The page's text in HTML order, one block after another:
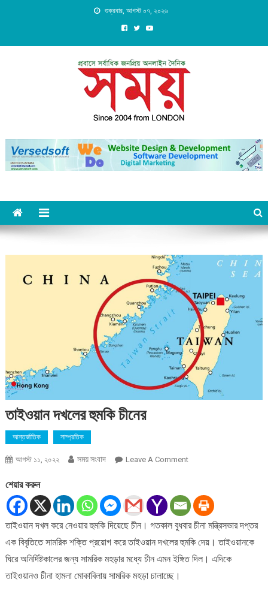
শুক্রবার, আগস্ট ০৭, ২০২৬
Daily Shomoy, Since 2004
from LONDON
তাইওয়ান দখলের হুমকি চীনের
আন্তর্জাতিক সাম্প্রতিক
আগস্ট ১১, ২০২২ সময় সংবাদ Leave A CommentOn
হুমকি
চীনের
শেয়ার করুন
তাইওয়ান দখল করে নেওয়ার হুমকি দিয়েছে চীন। গতকাল বুধবার চীনা মন্ত্রিসভার দপ্তর
এক বিবৃতিতে সামরিক শক্তি প্রয়োগ করে তাইওয়ান দখলের হুমকি দেয়। তাইওয়ানকে
ঘিরে অনির্দিষ্টকালের জন্য সামরিক মহড়ার মধ্যে চীন এমন ইঙ্গিত দিল। এদিকে
তাইওয়ানও চীনা হামলা মোকাবিলায় সামরিক মহড়া চালাচ্ছে।